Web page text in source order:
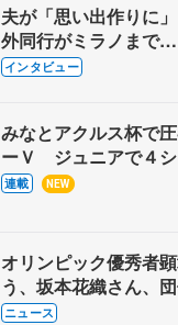
夫が「思い出作りに
外同行がミラノまで
クでは不良のお兄さ
インタビュー
みなとアクルス杯で
ーＶ ジュニアで４
田麻央
連載 NEW
オリンピック優秀者
う、坂本花織さん、
8月7日に文科省が表
ニュース